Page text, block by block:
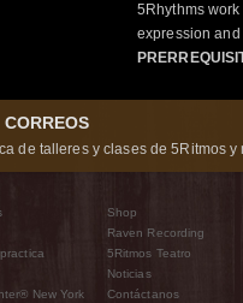
5Rhythms
expression
de talleres y clases de 5Ritmos y
New York
Shop
Raven Recording
5Ritmos Teatro
Noticias
Contáctanos